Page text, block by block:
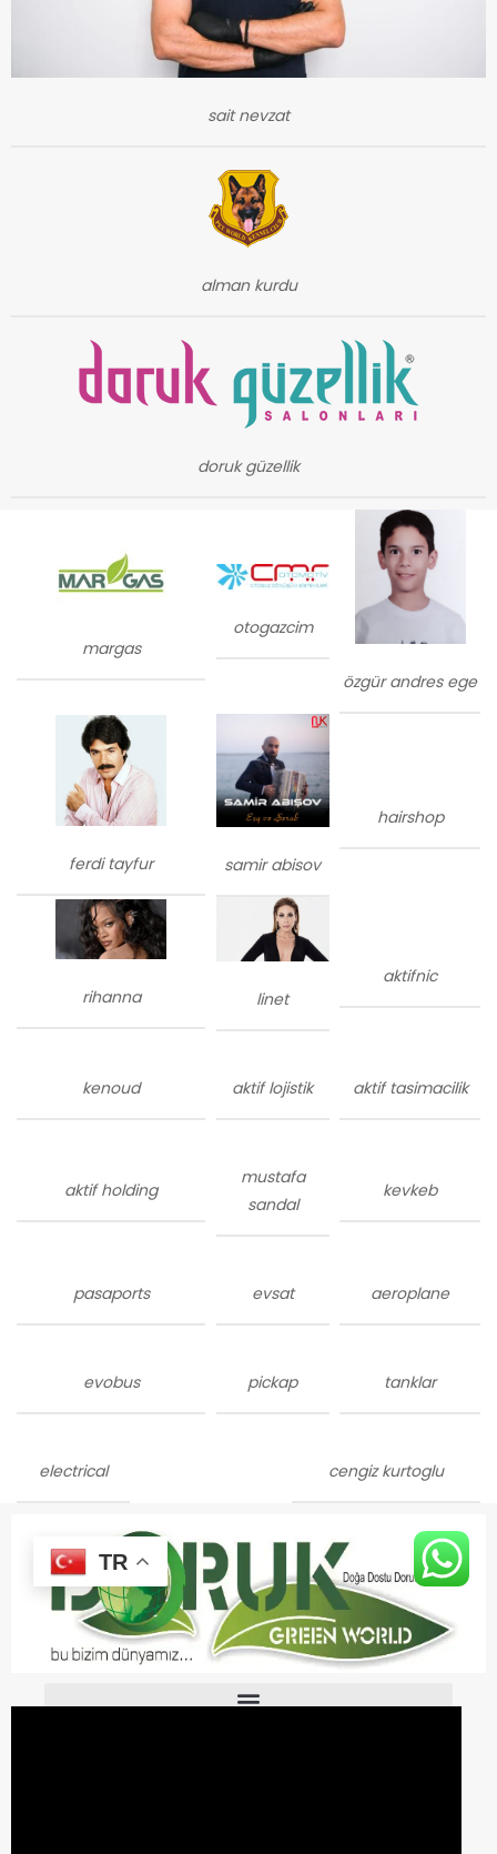
sait nevzat
alman kurdu
doruk güzellik
margas
otogazcim
özgür andres ege
ferdi tayfur samir abisov
hairshop
rihanna linet
aktifnic
kenoud aktif lojistik aktif tasimacilik
aktif holding
mustafa
sandal
kevkeb
pasaports evsat aeroplane
evobus pickap tanklar
electrical cengiz kurtoglu